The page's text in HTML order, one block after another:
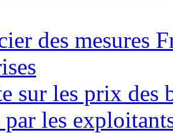
des mesures
sur les prix des
les